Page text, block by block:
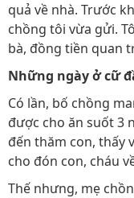
quả về nhà. Trước
chồng tôi vừa gửi.
bà, đồng tiền quan
Những ngày ở cữ
Có lần, bố chồng
được cho ăn suốt 3
đến thăm con, thấy
cho đón con, cháu
Thế nhưng, mẹ